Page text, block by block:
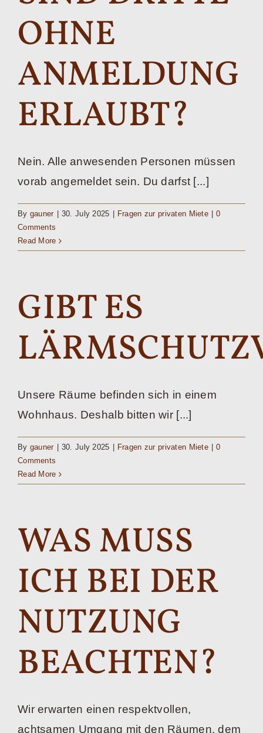
OHNE
ANMELDUNG
ERLAUBT?
Nein. Alle anwesenden Personen müssen
vorab angemeldet sein. Du darfst [...]
By gauner 30. July 2025 Fragen zur privaten Miete
0
Comments
Read More
GIBT ES
Unsere Räume befinden sich in einem
Wohnhaus. Deshalb bitten wir [...]
By gauner 30. July 2025 Fragen zur privaten Miete
0
Comments
Read More
WAS MUSS
ICH BEI DER
NUTZUNG
BEACHTEN?
Wir erwarten einen respektvollen,
achtsamen Umgang mit den Räumen, dem